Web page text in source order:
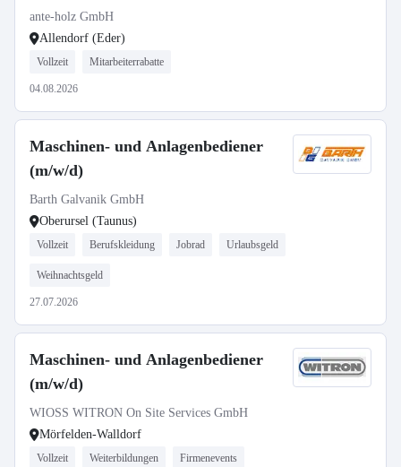
ante-holz GmbH
Allendorf (Eder)
Vollzeit Mitarbeiterrabatte
04.08.2026
Maschinen- und Anlagenbediener
(m/w/d)
Barth Galvanik GmbH
Oberursel (Taunus)
Vollzeit Berufskleidung Jobrad Urlaubsgeld
Weihnachtsgeld
27.07.2026
Maschinen- und Anlagenbediener
(m/w/d)
WIOSS WITRON On Site Services GmbH
Mörfelden-Walldorf
Vollzeit Weiterbildungen Firmenevents